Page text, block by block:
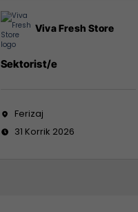
Viva Fresh Store
Sektorist/e
Ferizaj
31 Korrik 2026